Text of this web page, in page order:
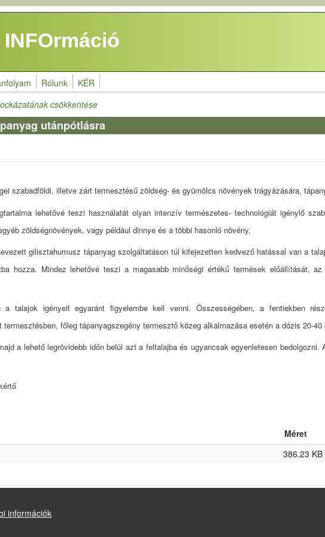
Rólunk KÉR
csökkentése
utánpótlásra
szabadföldi, illetve zárt termesztésű zöldség- és gyümölcs növények trágyázására,
lehetővé teszi használatát olyan intenzív természetes- technológiát igénylő
zöldségnövények, vagy például dinnye és a többi hasonló növény.
gilisztahumusz tápanyag szolgáltatáson túl kifejezetten kedvező hatással van a
hozza. Mindez lehetővé teszi a magasabb minőségi értékű termések előállítását,
talajok igényeit egyaránt figyelembe kell venni. Összességében, a fentiekben
termesztésben, főleg tápanyagszegény termesztő közeg alkalmazása esetén a dózis 20-40
a lehető legrövidebb időn belül azt a feltalajba és ugyancsak egyenletesen
Méret
386.23 KB
információk